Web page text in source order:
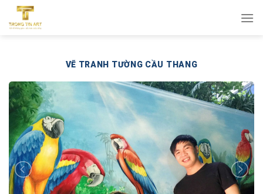
qua
VẼ TRANH TƯỜNG CẦU THANG